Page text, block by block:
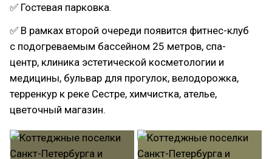
✅ Гостевая парковка.
✅ В рамках второй очереди появится фитнес-клуб
с подогреваемым бассейном 25 метров, спа-
центр, клиника эстетической косметологии и
медицины, бульвар для прогулок, велодорожка,
терренкур к реке Сестре, химчистка, ателье,
цветочный магазин.